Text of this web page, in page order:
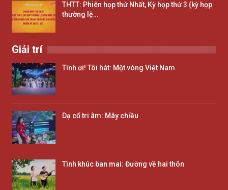
THTT: Phiên họp thứ Nhất, Kỳ họp thứ 3 (kỳ họp
thường lệ…
Giải trí
Tình ơi! Tôi hát: Một vòng Việt Nam
Dạ cổ tri âm: Mây chiều
Tình khúc ban mai: Đường về hai thôn